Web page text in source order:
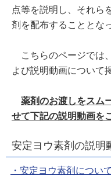
点等を説明し、それら
剤を配布することとな
こちらのページでは
よび説明動画について
薬剤のお渡しをスム
せて下記の説明動画を
安定ヨウ素剤の説明
・安定ヨウ素剤につい